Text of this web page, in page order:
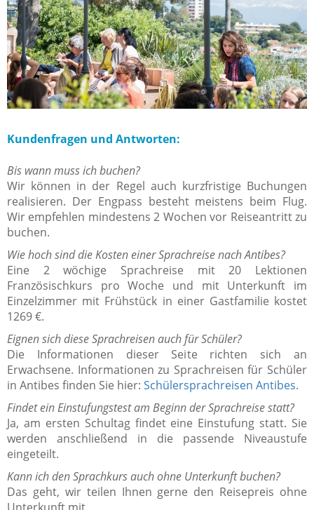
Kundenfragen und Antworten:
Bis wann muss ich buchen?
Wir können in der Regel auch kurzfristige Buchungen
realisieren. Der Engpass besteht meistens beim Flug.
Wir empfehlen mindestens 2 Wochen vor Reiseantritt zu
buchen.
Wie hoch sind die Kosten einer Sprachreise nach Antibes?
Eine 2 wöchige Sprachreise mit 20 Lektionen
Französischkurs pro Woche und mit Unterkunft im
Einzelzimmer mit Frühstück in einer Gastfamilie kostet
1269 €.
Eignen sich diese Sprachreisen auch für Schüler?
Die Informationen dieser Seite richten sich an
Erwachsene. Informationen zu Sprachreisen für Schüler
in Antibes finden Sie hier: Schülersprachreisen Antibes.
Findet ein Einstufungstest am Beginn der Sprachreise statt?
Ja, am ersten Schultag findet eine Einstufung statt. Sie
werden anschließend in die passende Niveaustufe
eingeteilt.
Kann ich den Sprachkurs auch ohne Unterkunft buchen?
Das geht, wir teilen Ihnen gerne den Reisepreis ohne